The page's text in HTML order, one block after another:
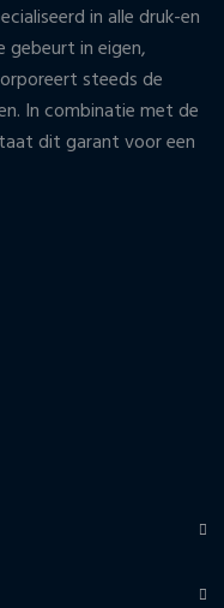
in alle druk-en
in eigen,
steeds de
In combinatie met de
dit garant voor een